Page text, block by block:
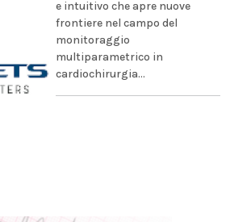
e intuitivo che apre nuove
frontiere nel campo del
monitoraggio
multiparametrico in
cardiochirurgia...